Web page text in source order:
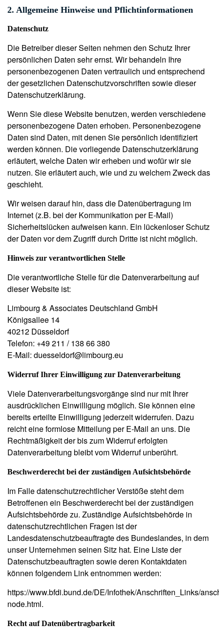
2. Allgemeine Hinweise und Pflichtinformationen
Datenschutz
Die Betreiber dieser Seiten nehmen den Schutz Ihrer
persönlichen Daten sehr ernst. Wir behandeln Ihre
personenbezogenen Daten vertraulich und entsprechend
der gesetzlichen Datenschutzvorschriften sowie dieser
Datenschutzerklärung.
Wenn Sie diese Website benutzen, werden verschiedene
personenbezogene Daten erhoben. Personenbezogene
Daten sind Daten, mit denen Sie persönlich identifiziert
werden können. Die vorliegende Datenschutzerklärung
erläutert, welche Daten wir erheben und wofür wir sie
nutzen. Sie erläutert auch, wie und zu welchem Zweck das
geschieht.
Wir weisen darauf hin, dass die Datenübertragung im
Internet (z.B. bei der Kommunikation per E-Mail)
Sicherheitslücken aufweisen kann. Ein lückenloser Schutz
der Daten vor dem Zugriff durch Dritte ist nicht möglich.
Hinweis zur verantwortlichen Stelle
Die verantwortliche Stelle für die Datenverarbeitung auf
dieser Website ist:
Limbourg & Associates Deutschland GmbH
Königsallee 14
40212 Düsseldorf
Telefon: +49 211 / 138 66 380
E-Mail: duesseldorf@limbourg.eu
Widerruf Ihrer Einwilligung zur Datenverarbeitung
Viele Datenverarbeitungsvorgänge sind nur mit Ihrer
ausdrücklichen Einwilligung möglich. Sie können eine
bereits erteilte Einwilligung jederzeit widerrufen. Dazu
reicht eine formlose Mitteilung per E-Mail an uns. Die
Rechtmäßigkeit der bis zum Widerruf erfolgten
Datenverarbeitung bleibt vom Widerruf unberührt.
Beschwerderecht bei der zuständigen Aufsichtsbehörde
Im Falle datenschutzrechtlicher Verstöße steht dem
Betroffenen ein Beschwerderecht bei der zuständigen
Aufsichtsbehörde zu. Zuständige Aufsichtsbehörde in
datenschutzrechtlichen Fragen ist der
Landesdatenschutzbeauftragte des Bundeslandes, in dem
unser Unternehmen seinen Sitz hat. Eine Liste der
Datenschutzbeauftragten sowie deren Kontaktdaten
können folgendem Link entnommen werden:
https://www.bfdi.bund.de/DE/Infothek/Anschriften_Links/
node.html.
Recht auf Datenübertragbarkeit